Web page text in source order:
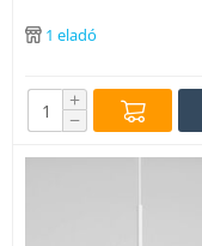
1 eladó
+
−